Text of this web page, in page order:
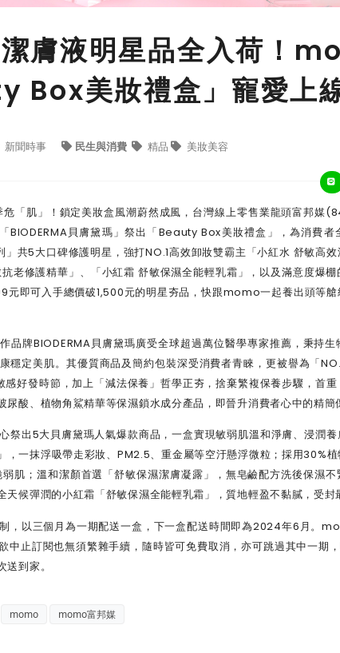
膚液明星品全入荷！
Box美妝禮盒」寵愛上
新聞時事 民生與消費 精品 美妝美容
「肌」！鎖定美妝盒風潮蔚然成風，台灣線上零售業龍頭富邦
BIODERMA貝膚黛瑪」祭出「Beauty Box美妝禮盒」，為消費者
共5大口碑修護明星，強打NO.1高效卸妝雙霸主「小紅水 舒敏高
老修護精華」、「小紅霜 舒敏保濕全能輕乳霜」，以及滿意度爆
元即可入手總價破1,500元的明星夯品，快跟momo一起養出頭等艙
牌BIODERMA貝膚黛瑪廣受全球超過萬位醫學專家推薦，秉持生
穩定美肌。其優質商品及簡約包裝深受消費者青睞，更被譽為「
好發時節，加上「減法保養」哲學正夯，捨棄繁複保養步驟，首重
酸、植物角鯊精華等保濕鎖水成分產品，即晉升消費者心中的精簡
出5大貝膚黛瑪人氣爆款商品，一盒實現敏弱肌溫和淨膚、浸潤養
，一抹浮吸帶走彩妝、PM2.5、重金屬等空汙懸浮微粒；採用30%
肌；溫和潔顏首選「舒敏保濕潔膚凝露」，無皂鹼配方洗後保濕不
候彈潤的小紅霜「舒敏保濕全能輕乳霜」，質地輕盈不黏膩，受封
以三個月為一期配送一盒，下一盒配送時間即為2024年6月。
中止訂閱也無須繁雜手續，隨時皆可免費取消，亦可跳過其中一期
到家。
momo momo富邦媒